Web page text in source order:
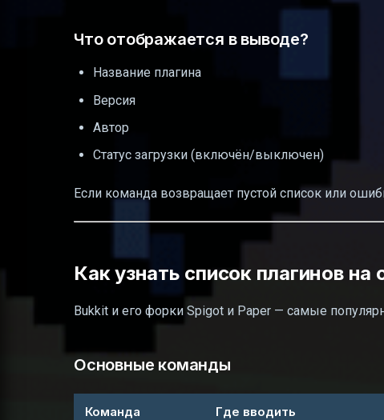
Что отображается в выводе?
Название плагина
Версия
Автор
Статус загрузки (включён/выключен)
Если команда возвращает пустой список или
Как узнать список плагинов
Bukkit и его форки Spigot и Paper — самые
Основные команды
Команда Где вводить